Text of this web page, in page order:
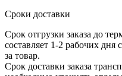
Сроки доставки
Срок отгрузки заказа до
составляет 1-2 рабочих
за товар.
Срок доставки заказа